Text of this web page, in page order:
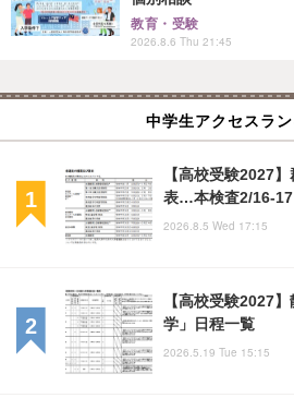
教育・受験
2026.8.6 Thu 21:45
中学生アクセスラ
【高校受験2027
表…本検査2/16-17
2026.8.5 Wed 17:15
【高校受験2027
学」日程一覧
2026.5.19 Tue 15:15